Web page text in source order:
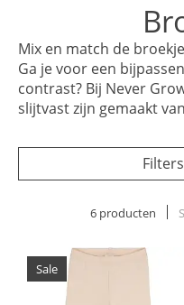
Mix en match de
Ga je voor een
contrast? Bij Never
slijtvast zijn gemaakt
6 producten
Sale